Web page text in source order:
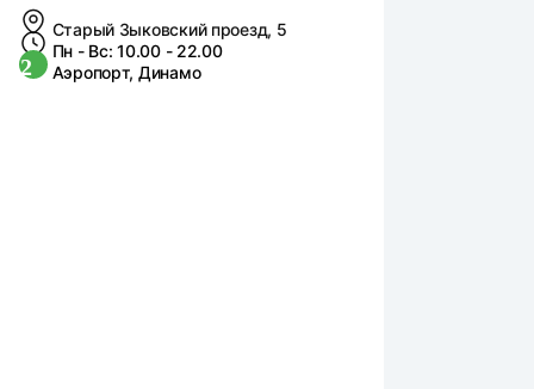
Старый Зыковский проезд, 5
Пн - Вс: 10.00 - 22.00
2 Аэропорт, Динамо